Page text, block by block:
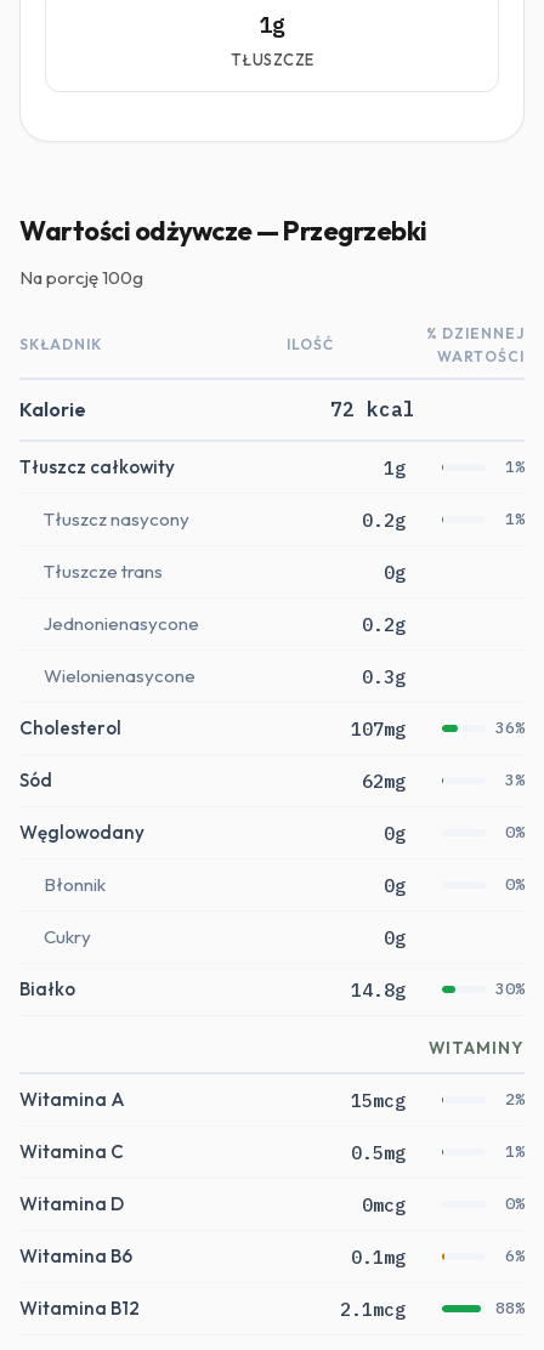
1g
TŁUSZCZE
Wartości odżywcze — Przegrzebki
Na porcję100g
SKŁADNIK ILOŚĆ
% DZIENNEJ
WARTOŚCI
Kalorie 72 kcal
Tłuszcz całkowity 1g 1%
Tłuszcz nasycony 0.2g 1%
Tłuszcze trans 0g
Jednonienasycone 0.2g
Wielonienasycone 0.3g
Cholesterol 107mg 36%
Sód 62mg 3%
Węglowodany 0g 0%
Błonnik 0g 0%
Cukry 0g
Białko 14.8g 30%
WITAMINY
Witamina A 15mcg 2%
Witamina C 0.5mg 1%
Witamina D 0mcg 0%
Witamina B6 0.1mg 6%
Witamina B12 2.1mcg 88%